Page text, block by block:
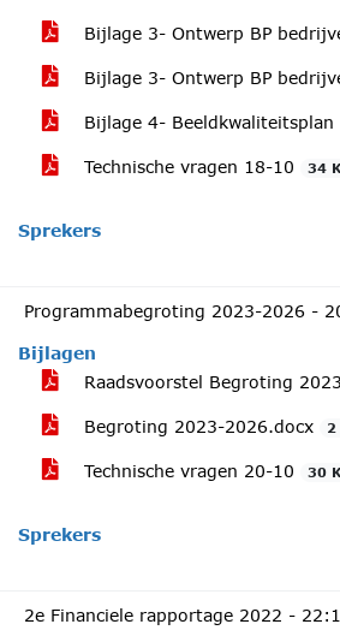
Bijlage 3- Ontwerp BP
Bijlage 3- Ontwerp BP
Bijlage 4-
Technische vragen 18-10 34
Sprekers
Programmabegroting 2023-2026 -
Bijlagen
Raadsvoorstel Begroting
Begroting 2023-2026.docx 2
Technische vragen 20-10 30
Sprekers
2e Financiele rapportage 2022 -